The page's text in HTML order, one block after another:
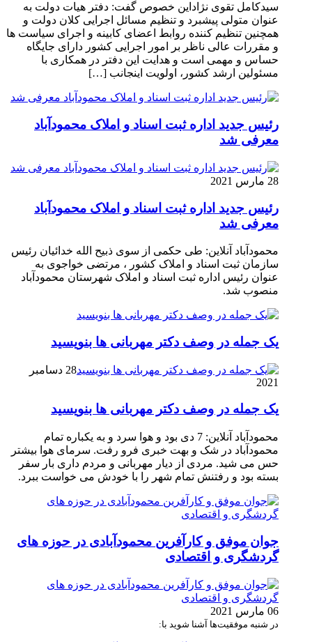
سیدکامل تقوی نژاداین خصوص گفت: دفتر هیات دولت به
عنوان متولی پیشبرد و تنظیم مسائل اجرایی کلان دولت و
همچنین تنظیم کننده روابط اعضای کابینه و اجرای سیاست ها
و مقررات عالی ناظر بر امور اجرایی کشور دارای جایگاه
حساس و مهمی است و هدایت این دفتر در همکاری با
مسئولین ارشد کشور، اولویت اینجانب […]
رئیس جدید اداره ثبت اسناد و املاک محمودآباد
معرفی شد
28 مارس 2021
رئیس جدید اداره ثبت اسناد و املاک محمودآباد
معرفی شد
محمودآباد آنلاین: طی حکمی از سوی ذبیح الله خدائیان رئیس
سازمان ثبت اسناد و املاک کشور ، مرتضی خواجوی به
عنوان رئیس اداره ثبت اسناد و املاک شهرستان محمودآباد
منصوب شد.
یک جمله در وصف دکتر مهربانی ها بنویسید
28 دسامبر
2021
یک جمله در وصف دکتر مهربانی ها بنویسید
محمودآباد آنلاین: 7 دی بود و هوا سرد و به یکباره تمام
محمودآباد در شک و بهت خبری فرو رفت. سرمای هوا بیشتر
حس می شید. مردی از دیار مهربانی و مردم داری بار سفر
بسته بود و رفتنش تمام شهر را با خودش می خواست ببرد.
جوان موفق و کارآفرین محمودآبادی در حوزه های
گردشگری و اقتصادی
06 مارس 2021
در شنبه موفقیت‌ها آشنا شوید با: